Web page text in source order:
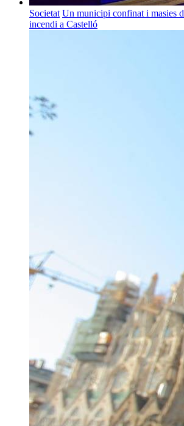
Societat Un municipi confinat i masies
incendi a Castelló